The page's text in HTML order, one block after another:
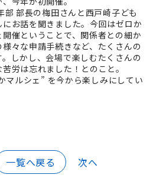
部 部長の梅田さんと西戸崎子ども
お話を聞きました。今回はゼロか
催ということで、関係者との細か
々な申請手続きなど、たくさんの
しかし、会場で楽しむたくさんの
労は忘れました！とのこと。
マルシェ” を今から楽しみにしてい
一覧へ戻る 次へ